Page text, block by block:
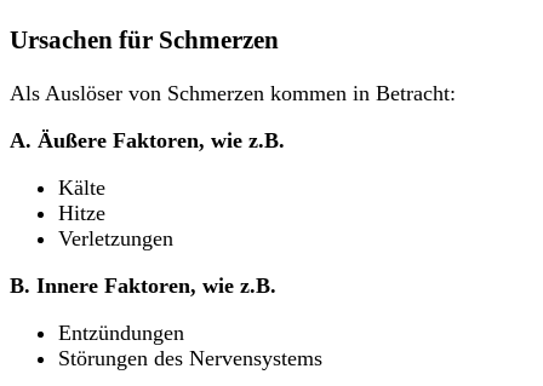
Ursachen für Schmerzen
Als Auslöser von Schmerzen kommen in Betracht:
A. Äußere Faktoren, wie z.B.
Kälte
Hitze
Verletzungen
B. Innere Faktoren, wie z.B.
Entzündungen
Störungen des Nervensystems